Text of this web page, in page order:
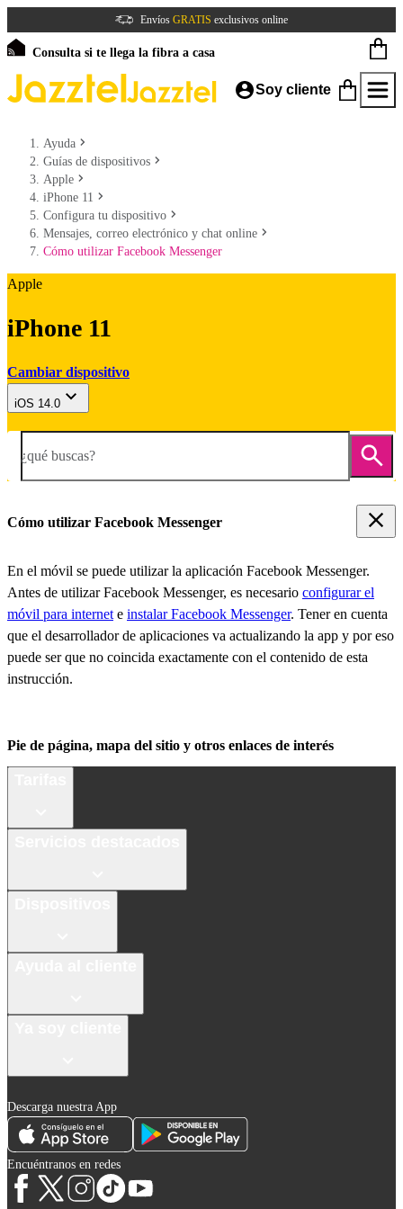
Envíos GRATIS exclusivos online
Consulta si te llega la fibra a casa
Soy cliente
Ayuda
Guías de dispositivos
Apple
iPhone 11
Configura tu dispositivo
Mensajes, correo electrónico y chat online
Cómo utilizar Facebook Messenger
Apple
iPhone 11
Cambiar dispositivo
iOS 14.0
¿qué buscas?
Cómo utilizar Facebook Messenger
En el móvil se puede utilizar la aplicación Facebook Messenger.
Antes de utilizar Facebook Messenger, es necesario configurar el
móvil para internet e instalar Facebook Messenger. Tener en cuenta
que el desarrollador de aplicaciones va actualizando la app y por eso
puede ser que no coincida exactamente con el contenido de esta
instrucción.
Pie de página, mapa del sitio y otros enlaces de interés
Descarga nuestra App
Encuéntranos en redes